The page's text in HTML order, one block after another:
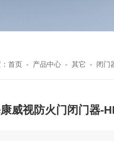
首页 - 产品中心 - 其它 - 闭门
威视防火门闭门器-